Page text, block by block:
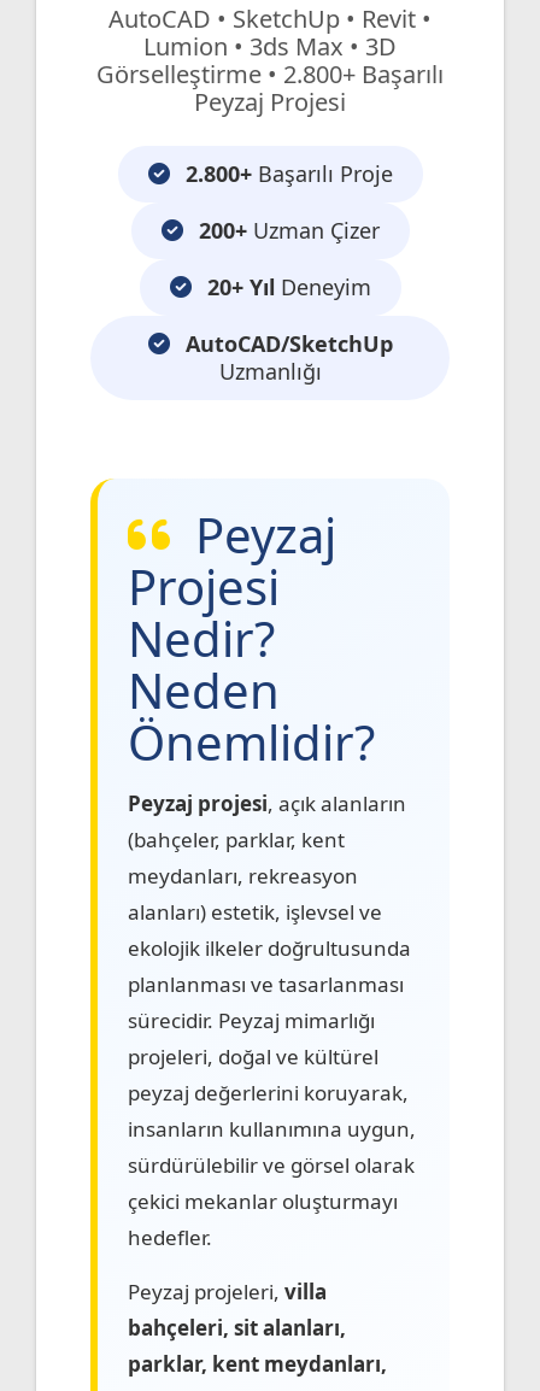
AutoCAD • SketchUp • Revit •
Lumion • 3ds Max • 3D
Görselleştirme • 2.800+ Başarılı
Peyzaj Projesi
2.800+Başarılı Proje
200+Uzman Çizer
20+ Yıl Deneyim
AutoCAD/SketchUp
Uzmanlığı
Peyzaj
Projesi
Nedir?
Neden
Önemlidir?
Peyzaj projesi, açık alanların
(bahçeler, parklar, kent
meydanları, rekreasyon
alanları) estetik, işlevsel ve
ekolojik ilkeler doğrultusunda
planlanması ve tasarlanması
sürecidir. Peyzaj mimarlığı
projeleri, doğal ve kültürel
peyzaj değerlerini koruyarak,
insanların kullanımına uygun,
sürdürülebilir ve görsel olarak
çekici mekanlar oluşturmayı
hedefler.
Peyzaj projeleri, villa
bahçeleri, sit alanları,
parklar, kent meydanları,